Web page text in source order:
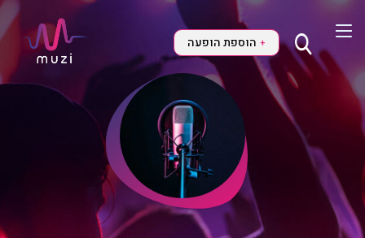
+ הוספת הופעה